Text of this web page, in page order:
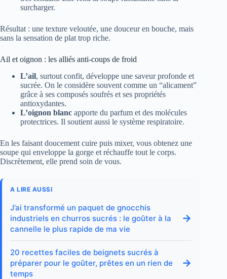
surcharger.
Résultat : une texture veloutée, une douceur en bouche, mais
sans la sensation de plat trop riche.
Ail et oignon : les alliés anti-coups de froid
L’ail, surtout confit, développe une saveur profonde et
sucrée. On le considère souvent comme un “alicament”
grâce à ses composés soufrés et ses propriétés
antioxydantes.
L’oignon blanc apporte du parfum et des molécules
protectrices. Il soutient aussi le système respiratoire.
En les faisant doucement cuire puis mixer, vous obtenez une
soupe qui enveloppe la gorge et réchauffe tout le corps.
Discrètement, elle prend soin de vous.
A LIRE AUSSI
J’ai transformé un paquet de gnocchis
industriels en churros sucrés : le goûter à la
cannelle le plus rapide de ma vie
→
20 recettes faciles de beignets sucrés à
préparer pour le goûter, prêtes en un rien de
temps
→